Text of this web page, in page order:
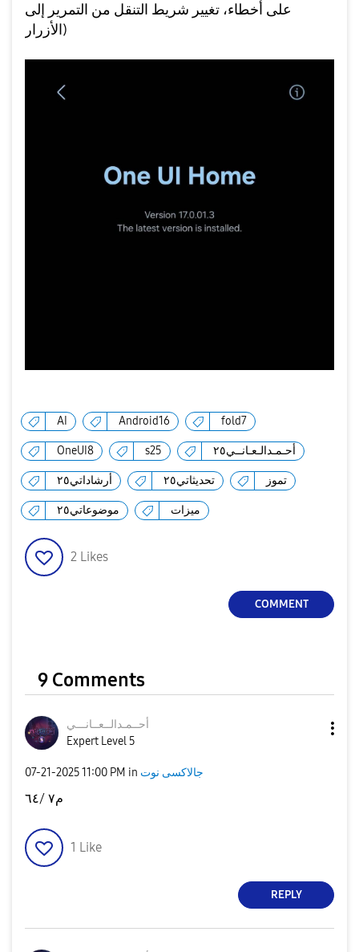
على أخطاء، تغيير شريط التنقل من التمرير إلى
الأزرار)
AI Android16 fold7
OneUI8 s25 أحـمـدالـعـانــي٢٥
أرشاداتي٢٥ تحديثاتي٢٥ تموز
موضوعاتي٢٥ ميزات
2 Likes
COMMENT
9 Comments
أحــمـدالــعــانـــي
Expert Level 5
‎07-21-202511:00 PM in جالاكسى نوت
م٧ /٦٤
1 Like
REPLY